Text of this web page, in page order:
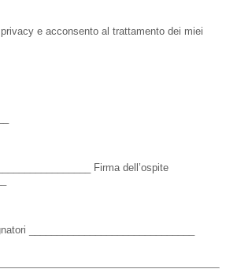
e acconsento al trattamento dei miei
Firma dell’ospite
______________________________